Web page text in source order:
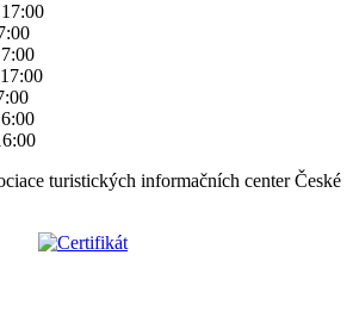
turistických informačních center České